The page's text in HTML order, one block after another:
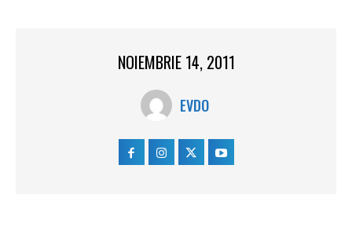
NOIEMBRIE 14, 2011
EVDO